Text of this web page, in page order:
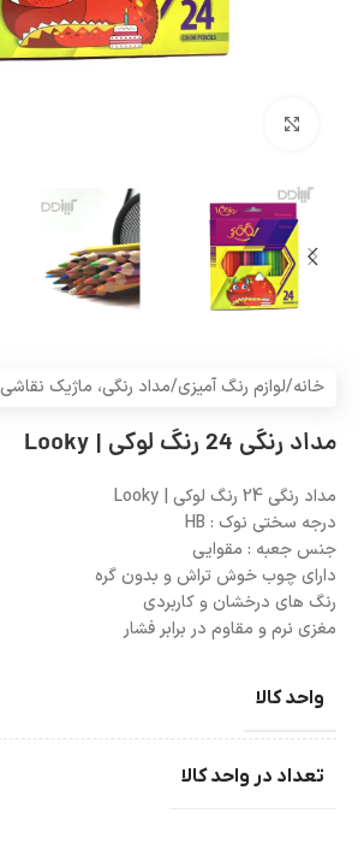
خانه/لوازم رنگ آمیزی/مداد رنگی، ماژیک نقاشی
مداد رنگی 24 رنگ لوکی | Looky
مداد رنگی 24 رنگ لوکی | Looky
درجه سختی نوک : HB
جنس جعبه : مقوایی
دارای چوب خوش تراش و بدون گره
رنگ های درخشان و کاربردی
مغزی نرم و مقاوم در برابر فشار
واحد کالا
تعداد در واحد کالا